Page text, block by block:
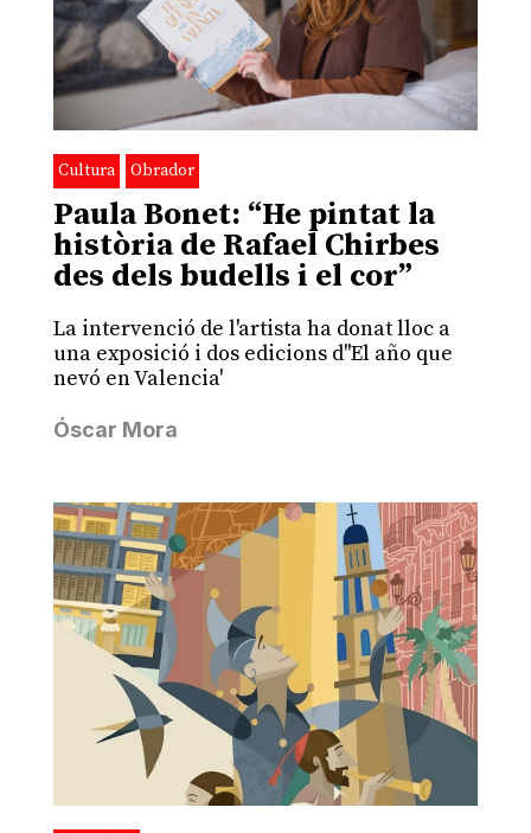
Cultura Obrador
Paula Bonet: “He pintat la
història de Rafael Chirbes
des dels budells i el cor”
La intervenció de l'artista ha donat lloc a
una exposició i dos edicions d''El año que
nevó en Valencia'
Óscar Mora